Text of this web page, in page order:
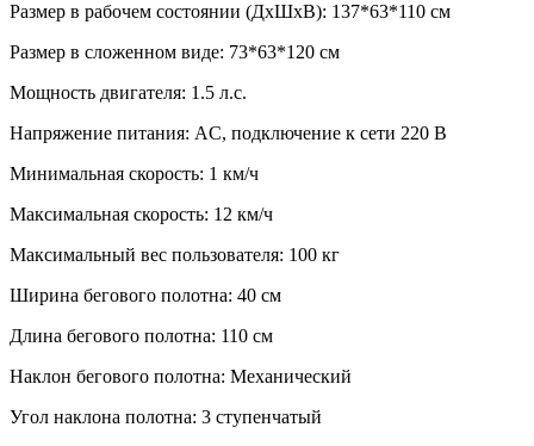
Размер в рабочем состоянии (ДxШxВ): 137*63*110 см
Размер в сложенном виде: 73*63*120 см
Мощность двигателя: 1.5 л.с.
Напряжение питания: AC, подключение к сети 220 В
Минимальная скорость: 1 км/ч
Максимальная скорость: 12 км/ч
Максимальный вес пользователя: 100 кг
Ширина бегового полотна: 40 см
Длина бегового полотна: 110 см
Наклон бегового полотна: Механический
Угол наклона полотна: 3 ступенчатый